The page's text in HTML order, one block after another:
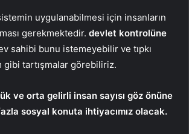
uygulanabilmesi için insanların
gerekmektedir. devlet kontrolüne
sahibi bunu istemeyebilir ve tıpkı
gibi tartışmalar görebiliriz.
ve orta gelirli insan sayısı göz önüne
sosyal konuta ihtiyacımız olacak.